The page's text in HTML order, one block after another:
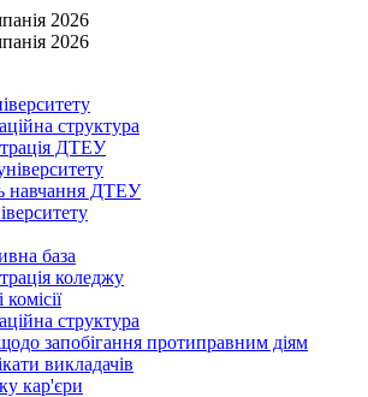
2026
2026
структура
ДТЕУ
навчання ДТЕУ
база
коледжу
структура
запобігання протиправним діям
викладачів
кар'єри